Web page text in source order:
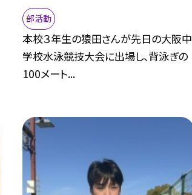
部活動
本校３年生の猿田さんが先日の大阪中
学校水泳競技大会に出場し、背泳ぎの
100メート...